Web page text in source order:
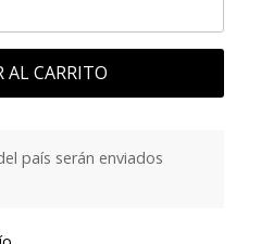
AL CARRITO
país serán enviados